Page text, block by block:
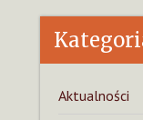
Aktualności